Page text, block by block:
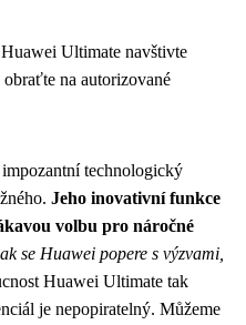
Ultimate navštivte
na autorizované
technologický
Jeho inovativní funkce
volbu pro náročné
se Huawei popere s výzvami,
Huawei Ultimate tak
je nepopiratelný. Můžeme